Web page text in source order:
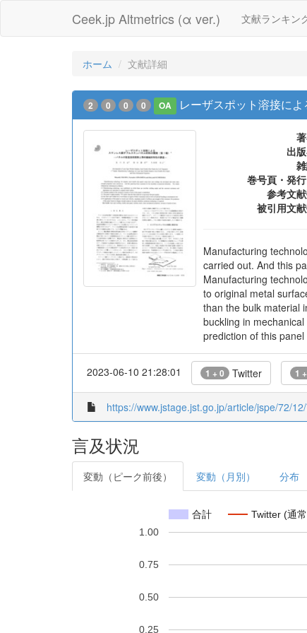
Ceek.jp Altmetrics (α ver.) 文献ランキン
ホーム 文献詳細
2 0 0 0 OA レーザスポット溶接に
出
巻号頁・発
参考文
被引用文
Manufacturing
carried out. And this
Manufacturing
to original metal
than the bulk material
buckling in
prediction of this
2023-06-10 21:28:01 1 + 0 Twitter 1
https://www.jstage.jst.go.jp/article/jspe/72/
言及状況
変動（ピーク前後） 変動（月別） 分布
合計 Twitter (通
0.25
0.50
0.75
1.00